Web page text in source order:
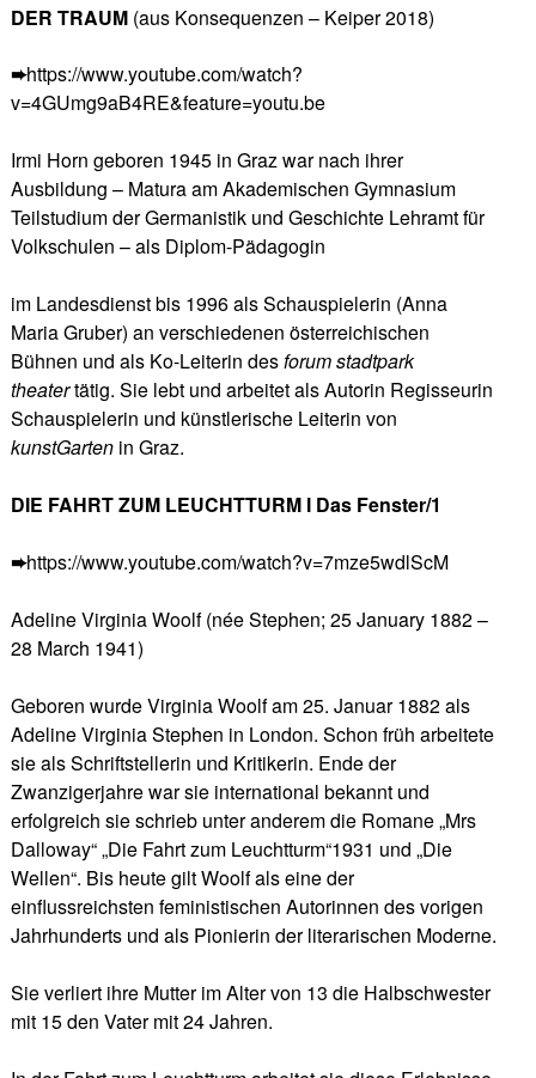
DER TRAUM (aus Konsequenzen – Keiper 2018)
➨https://www.youtube.com/watch?
v=4GUmg9aB4RE&feature=youtu.be
Irmi Horn geboren 1945 in Graz war nach ihrer
Ausbildung – Matura am Akademischen Gymnasium
Teilstudium der Germanistik und Geschichte Lehramt für
Volkschulen – als Diplom-Pädagogin
im Landesdienst bis 1996 als Schauspielerin (Anna
Maria Gruber) an verschiedenen österreichischen
Bühnen und als Ko-Leiterin desforum stadtpark
theatertätig. Sie lebt und arbeitet als Autorin Regisseurin
Schauspielerin und künstlerische Leiterin von
kunstGarten in Graz.
DIE FAHRT ZUM LEUCHTTURM I Das Fenster/1
➨https://www.youtube.com/watch?v=7mze5wdlScM
Adeline Virginia Woolf (née Stephen; 25 January 1882 –
28 March 1941)
Geboren wurde Virginia Woolf am 25. Januar 1882 als
Adeline Virginia Stephen in London. Schon früh arbeitete
sie als Schriftstellerin und Kritikerin. Ende der
Zwanzigerjahre war sie international bekannt und
erfolgreich sie schrieb unter anderem die Romane „Mrs
Dalloway“ „Die Fahrt zum Leuchtturm“1931 und „Die
Wellen“. Bis heute gilt Woolf als eine der
einflussreichsten feministischen Autorinnen des vorigen
Jahrhunderts und als Pionierin der literarischen Moderne.
Sie verliert ihre Mutter im Alter von 13 die Halbschwester
mit 15 den Vater mit 24 Jahren.